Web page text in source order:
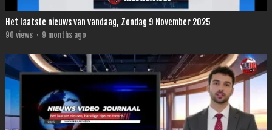
Het laatste nieuws van vandaag, Zondag 9 November 2025
90 views · 9 months ago